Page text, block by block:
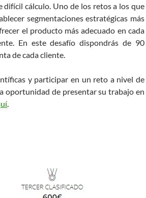
cálculo. Uno de los retos a los que
segmentaciones estratégicas más
el producto más adecuado en cada
En este desafío dispondrás de 90
de cada cliente.
y participar en un reto a nivel de
oportunidad de presentar su trabajo en
.